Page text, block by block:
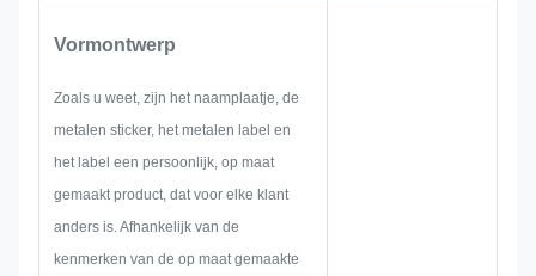
Vormontwerp
Zoals u weet, zijn het naamplaatje, de
metalen sticker, het metalen label en
het label een persoonlijk, op maat
gemaakt product, dat voor elke klant
anders is. Afhankelijk van de
kenmerken van de op maat gemaakte